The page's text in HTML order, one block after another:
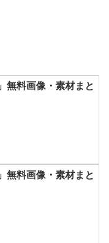
無料画像・素材まと
無料画像・素材まと